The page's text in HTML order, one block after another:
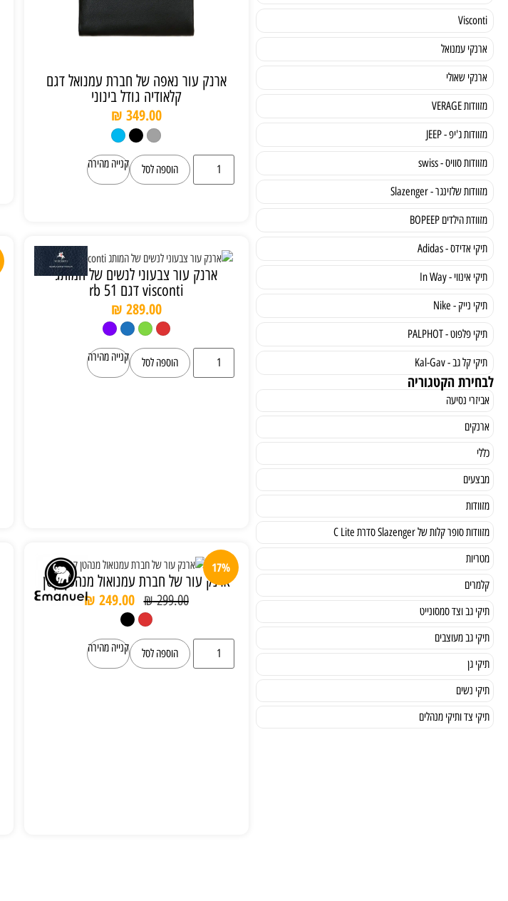
Visconti
ארנקי עמנואל
ארנקי שאולי
מזוודות VERAGE
מזוודות ג'יפ - JEEP
מזוודות סוויס - swiss
מזוודות שלזינגר - Slazenger
מזוודת הילדים BOPEEP
תיקי אדידס - Adidas
תיקי אינווי - In Way
תיקי נייק - Nike
תיקי פלפוט - PALPHOT
תיקי קל גב - Kal-Gav
לבחירת הקטגוריה
אביזרי נסיעה
ארנקים
כללי
מבצעים
מזוודות
מזוודות סופר קלות של Slazenger סדרת C Lite
מטריות
קלמרים
תיקי גב וצד סמסונייט
תיקי גב מעוצבים
תיקי גן
תיקי נשים
תיקי צד ותיקי מנהלים
ארנק עור נאפה של חברת עמנואל דגם
קלאודיה גודל בינוני
₪ 349.00
הוספה לסל קנייה מהירה
ארנק עור צבעוני לנשים של המותג
visconti דגם rb 51
₪ 289.00
הוספה לסל קנייה מהירה
ארנק עור של חברת עמנואול מנהטן קטן
₪299.00
₪ 249.00
הוספה לסל קנייה מהירה
17%